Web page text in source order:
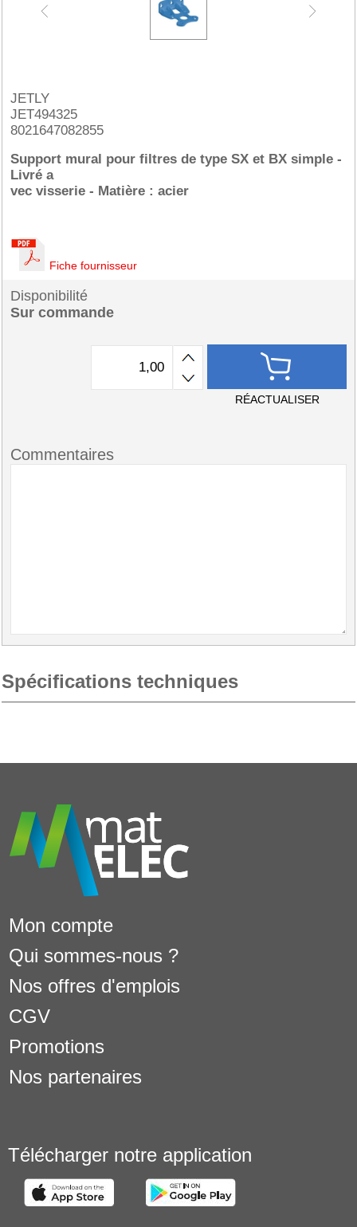
JETLY
JET494325
8021647082855
Support mural pour filtres de type SX et BX simple -
Livré a
vec visserie - Matière : acier
Fiche fournisseur
Disponibilité
Sur commande
RÉACTUALISER
Commentaires
Spécifications techniques
Mon compte
Qui sommes-nous ?
Nos offres d'emplois
CGV
Promotions
Nos partenaires
Télécharger notre application